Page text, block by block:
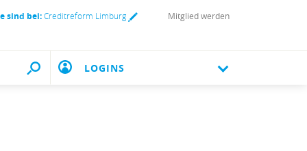
sind bei:Creditreform Limburg Mitglied werden
LOGINS